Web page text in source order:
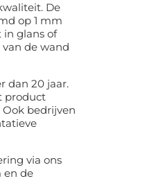
De
op 1 mm
glans of
van de wand
dan 20 jaar.
product
bedrijven
via ons
en de